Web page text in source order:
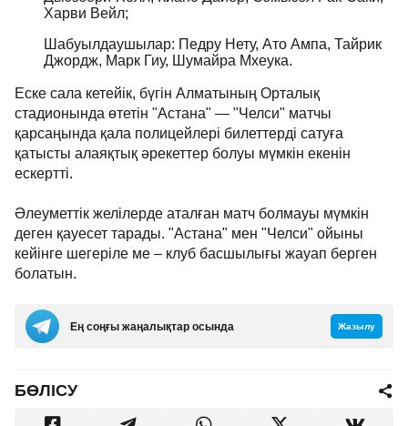
Харви Вейл;
Шабуылдаушылар: Педру Нету, Ато Ампа, Тайрик
Джордж, Марк Гиу, Шумайра Мхеука.
Еске сала кетейік, бүгін Алматының Орталық
стадионында өтетін "Астана" — "Челси" матчы
қарсаңында қала полицейлері билеттерді сатуға
қатысты алаяқтық әрекеттер болуы мүмкін екенін
ескертті.
Әлеуметтік желілерде аталған матч болмауы мүмкін
деген қауесет тарады. "Астана" мен "Челси" ойыны
кейінге шегеріле ме – клуб басшылығы жауап берген
болатын.
Ең соңғы жаңалықтар осында Жазылу
БӨЛІСУ